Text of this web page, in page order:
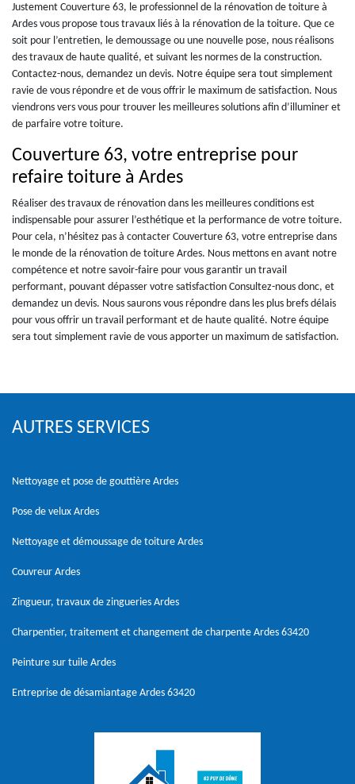
Justement Couverture 63, le professionnel de la rénovation de toiture à
Ardes vous propose tous travaux liés à la rénovation de la toiture. Que ce
soit pour l’entretien, le demoussage ou une nouvelle pose, nous réalisons
des travaux de haute qualité, et suivant les normes de la construction.
Contactez-nous, demandez un devis. Notre équipe sera tout simplement
ravie de vous répondre et de vous offrir le maximum de satisfaction. Nous
viendrons vers vous pour trouver les meilleures solutions afin d’illuminer et
de parfaire votre toiture.
Couverture 63, votre entreprise pour
refaire toiture à Ardes
Réaliser des travaux de rénovation dans les meilleures conditions est
indispensable pour assurer l’esthétique et la performance de votre toiture.
Pour cela, n’hésitez pas à contacter Couverture 63, votre entreprise dans
le monde de la rénovation de toiture Ardes. Nous mettons en avant notre
compétence et notre savoir-faire pour vous garantir un travail
performant, pouvant dépasser votre satisfaction Consultez-nous donc, et
demandez un devis. Nous saurons vous répondre dans les plus brefs délais
pour vous offrir un travail performant et de haute qualité. Notre équipe
sera tout simplement ravie de vous apporter un maximum de satisfaction.
AUTRES SERVICES
Nettoyage et pose de gouttière Ardes
Pose de velux Ardes
Nettoyage et démoussage de toiture Ardes
Couvreur Ardes
Zingueur, travaux de zingueries Ardes
Charpentier, traitement et changement de charpente Ardes 63420
Peinture sur tuile Ardes
Entreprise de désamiantage Ardes 63420